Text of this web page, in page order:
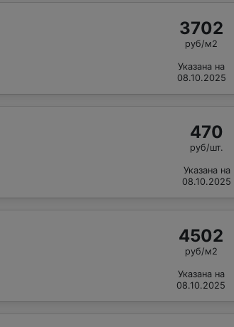
3702
руб/м2
Указана на
08.10.2025
470
руб/шт.
Указана на
08.10.2025
4502
руб/м2
Указана на
08.10.2025